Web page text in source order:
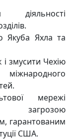
діяльності
Якуба Яхла та
змусити Чехію
мережі
загрозою
гарантованим
США.